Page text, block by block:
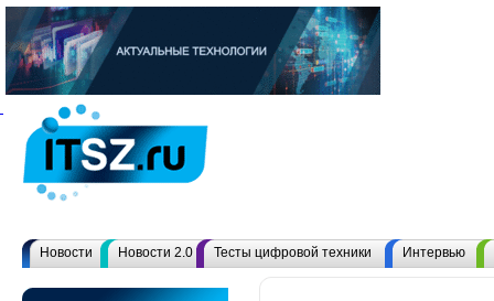
Новости Новости 2.0 Тесты цифровой техники Интервью